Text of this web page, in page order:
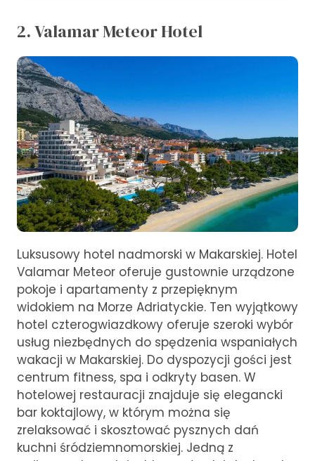
2. Valamar Meteor Hotel
Luksusowy hotel nadmorski w Makarskiej. Hotel
Valamar Meteor oferuje gustownie urządzone
pokoje i apartamenty z przepięknym
widokiem na Morze Adriatyckie. Ten wyjątkowy
hotel czterogwiazdkowy oferuje szeroki wybór
usług niezbędnych do spędzenia wspaniałych
wakacji w Makarskiej. Do dyspozycji gości jest
centrum fitness, spa i odkryty basen. W
hotelowej restauracji znajduje się elegancki
bar koktajlowy, w którym można się
zrelaksować i skosztować pysznych dań
kuchni śródziemnomorskiej. Jedną z